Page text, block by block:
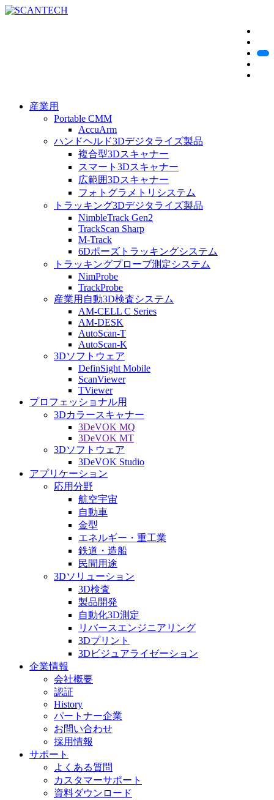
産業用
Portable CMM
AccuArm
ハンドヘルド3Dデジタライズ製品
複合型3Dスキャナー
スマート3Dスキャナー
広範囲3Dスキャナー
フォトグラメトリシステム
トラッキング3Dデジタライズ製品
NimbleTrack Gen2
TrackScan Sharp
M-Track
6Dポーズトラッキングシステム
トラッキングプローブ測定システム
NimProbe
TrackProbe
産業用自動3D検査システム
AM-CELL C Series
AM-DESK
AutoScan-T
AutoScan-K
3Dソフトウェア
DefinSight Mobile
ScanViewer
TViewer
プロフェッショナル用
3Dカラースキャナー
3DeVOK MQ
3DeVOK MT
3Dソフトウェア
3DeVOK Studio
アプリケーション
応用分野
航空宇宙
自動車
金型
エネルギー・重工業
鉄道・造船
民間用途
3Dソリューション
3D検査
製品開発
自動化3D測定
リバースエンジニアリング
3Dプリント
3Dビジュアライゼーション
企業情報
会社概要
認証
History
パートナー企業
お問い合わせ
採用情報
サポート
よくある質問
カスタマーサポート
資料ダウンロード